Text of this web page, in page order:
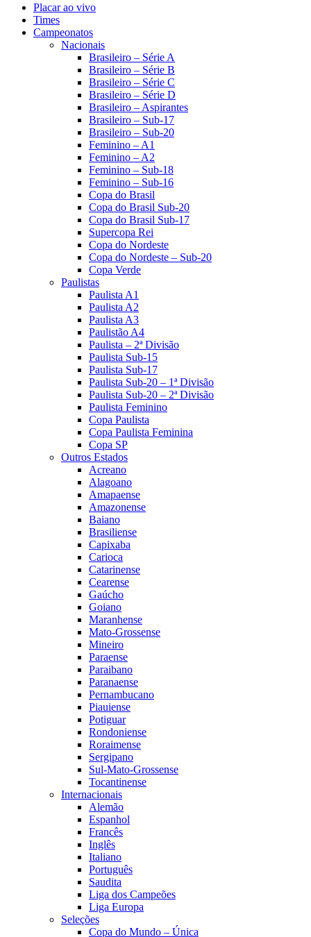
Placar ao vivo
Times
Campeonatos
Nacionais
Brasileiro – Série A
Brasileiro – Série B
Brasileiro – Série C
Brasileiro – Série D
Brasileiro – Aspirantes
Brasileiro – Sub-17
Brasileiro – Sub-20
Feminino – A1
Feminino – A2
Feminino – Sub-18
Feminino – Sub-16
Copa do Brasil
Copa do Brasil Sub-20
Copa do Brasil Sub-17
Supercopa Rei
Copa do Nordeste
Copa do Nordeste – Sub-20
Copa Verde
Paulistas
Paulista A1
Paulista A2
Paulista A3
Paulistão A4
Paulista – 2ª Divisão
Paulista Sub-15
Paulista Sub-17
Paulista Sub-20 – 1ª Divisão
Paulista Sub-20 – 2ª Divisão
Paulista Feminino
Copa Paulista
Copa Paulista Feminina
Copa SP
Outros Estados
Acreano
Alagoano
Amapaense
Amazonense
Baiano
Brasiliense
Capixaba
Carioca
Catarinense
Cearense
Gaúcho
Goiano
Maranhense
Mato-Grossense
Mineiro
Paraense
Paraibano
Paranaense
Pernambucano
Piauiense
Potiguar
Rondoniense
Roraimense
Sergipano
Sul-Mato-Grossense
Tocantinense
Internacionais
Alemão
Espanhol
Francês
Inglês
Italiano
Português
Saudita
Liga dos Campeões
Liga Europa
Seleções
Copa do Mundo – Única